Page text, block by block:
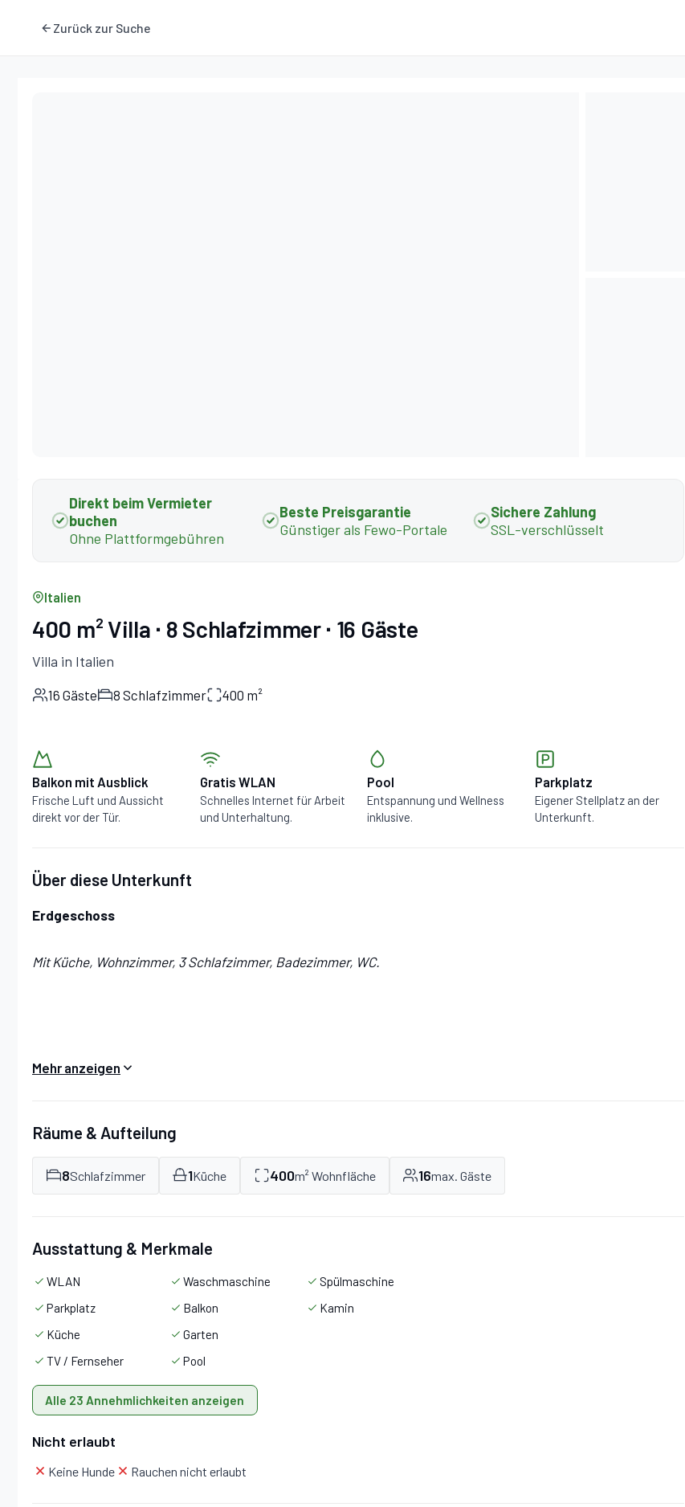
Zurück zur Suche
Direkt beim Vermieter
buchen
Ohne Plattformgebühren
Beste Preisgarantie
Günstiger als Fewo-Portale
Sichere Zahlung
SSL-verschlüsselt
Italien
400 m² Villa ∙ 8 Schlafzimmer ∙ 16 Gäste
Villa in Italien
16 Gäste 8 Schlafzimmer 400 m²
Balkon mit Ausblick
Frische Luft und Aussicht
direkt vor der Tür.
Gratis WLAN
Schnelles Internet für Arbeit
und Unterhaltung.
Pool
Entspannung und Wellness
inklusive.
Parkplatz
Eigener Stellplatz an der
Unterkunft.
Über diese Unterkunft
Erdgeschoss
Mit Küche, Wohnzimmer, 3 Schlafzimmer, Badezimmer, WC.
Ofen, Toaster, Italienische Kaffeemaschine, WiFi Internet.
Wohnzimmer: Sofa, Kamin, WiFi Internet, TV, Ausgang auf die Veranda.
Schlafzimmer 1:Doppelbett, WiFi Internet.
Badezimmer: Waschbecken, WC, Bidet, Dusche.
WC:Waschbecken, WC.
Stock 1
Mehr anzeigen
Räume & Aufteilung
8Schlafzimmer 1Küche 400m² Wohnfläche 16max. Gäste
Ausstattung & Merkmale
WLAN
Parkplatz
Küche
TV / Fernseher
Waschmaschine
Balkon
Garten
Pool
Spülmaschine
Kamin
Alle 23 Annehmlichkeiten anzeigen
Nicht erlaubt
Keine Hunde Rauchen nicht erlaubt